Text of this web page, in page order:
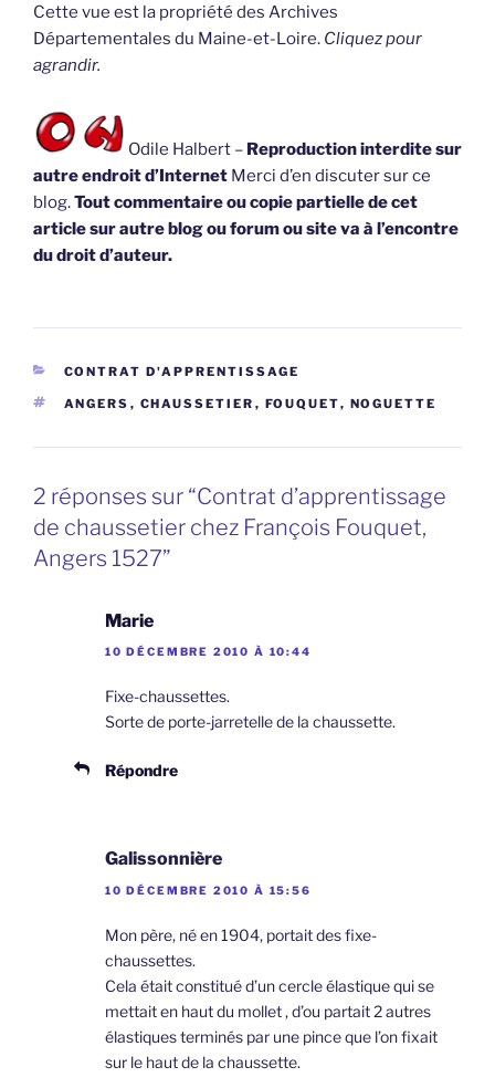
Cette vue est la propriété des Archives
Départementales du Maine-et-Loire. Cliquez pour
agrandir.
Odile Halbert – Reproduction interdite sur
autre endroit d’Internet Merci d’en discuter sur ce
blog.Tout commentaire ou copie partielle de cet
article sur autre blog ou forum ou site va à l’encontre
du droit d’auteur.
CATÉGORIES
CONTRAT D'APPRENTISSAGE
ÉTIQUETTES
ANGERS , CHAUSSETIER , FOUQUET, NOGUETTE
2 réponses sur “Contrat d’apprentissage
de chaussetier chez François Fouquet,
Angers 1527”
Marie
10 DÉCEMBRE 2010 À 10:44
Fixe-chaussettes.
Sorte de porte-jarretelle de la chaussette.
Répondre
Galissonnière
10 DÉCEMBRE 2010 À 15:56
Mon père, né en 1904, portait des fixe-
chaussettes.
Cela était constitué d’un cercle élastique qui se
mettait en haut du mollet , d’ou partait 2 autres
élastiques terminés par une pince que l’on fixait
sur le haut de la chaussette.